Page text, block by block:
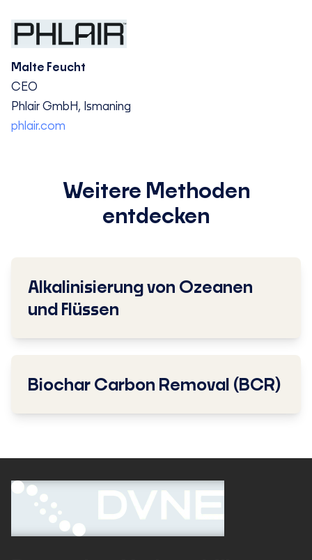
Malte Feucht
CEO
Phlair GmbH, Ismaning
phlair.com
Weitere Methoden
entdecken
Alkalinisierung von Ozeanen
und Flüssen
Biochar Carbon Removal (BCR)